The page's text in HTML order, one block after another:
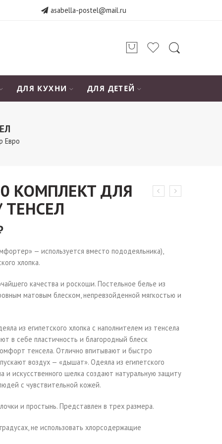
asabella-postel@mail.ru
ДЛЯ КУХНИ ДЛЯ ДЕТЕЙ
Евро
КОМПЛЕКТ ДЛЯ
— используется вместо пододеяльника),
хлопка.
качества и роскоши. Постельное белье из
матовым блеском, непревзойденной мягкостью и
из египетского хлопка с наполнителем из тенсела
в себе пластичность и благородный блеск
тенсела. Отлично впитывают и быстро
воздух — «дышат». Одеяла из египетского
и искусственного шелка создают натуральную защиту
с чувствительной кожей.
и простынь. Представлен в трех размера.
не использовать хлорсодержащие